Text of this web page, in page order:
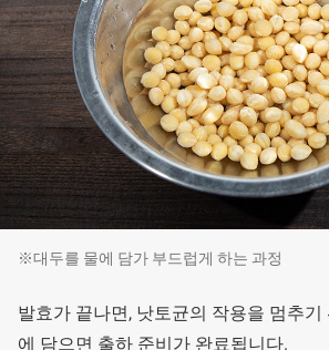
※대두를 물에 담가 부드럽게 하는 과정
발효가 끝나면, 낫토균의 작용을 멈추기
에 담으면 출하 준비가 완료됩니다.